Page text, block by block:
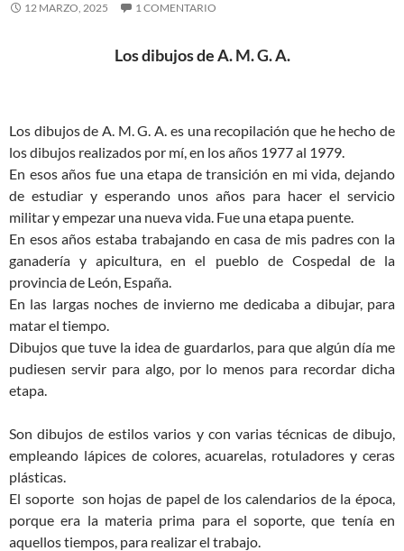
12 MARZO, 2025 1 COMENTARIO
Los dibujos de A. M. G. A.
Los dibujos de A. M. G. A. es una recopilación que he hecho de
los dibujos realizados por mí, en los años 1977 al 1979.
En esos años fue una etapa de transición en mi vida, dejando
de estudiar y esperando unos años para hacer el servicio
militar y empezar una nueva vida. Fue una etapa puente.
En esos años estaba trabajando en casa de mis padres con la
ganadería y apicultura, en el pueblo de Cospedal de la
provincia de León, España.
En las largas noches de invierno me dedicaba a dibujar, para
matar el tiempo.
Dibujos que tuve la idea de guardarlos, para que algún día me
pudiesen servir para algo, por lo menos para recordar dicha
etapa.
Son dibujos de estilos varios y con varias técnicas de dibujo,
empleando lápices de colores, acuarelas, rotuladores y ceras
plásticas.
El soporte son hojas de papel de los calendarios de la época,
porque era la materia prima para el soporte, que tenía en
aquellos tiempos, para realizar el trabajo.